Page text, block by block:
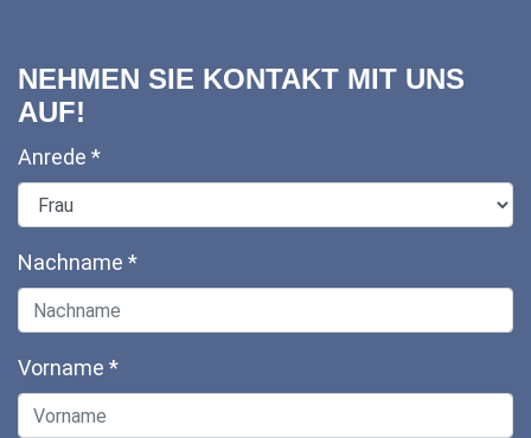
NEHMEN SIE KONTAKT MIT UNS
AUF!
Anrede *
Nachname *
Vorname *